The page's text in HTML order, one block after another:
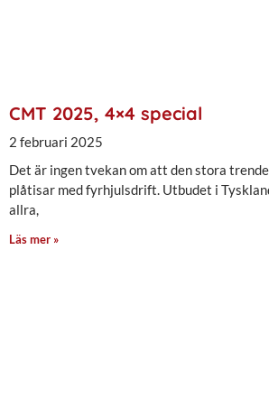
CMT 2025, 4×4 special
2 februari 2025
Det är ingen tvekan om att den stora
plåtisar med fyrhjulsdrift. Utbudet i
allra,
Läs mer »